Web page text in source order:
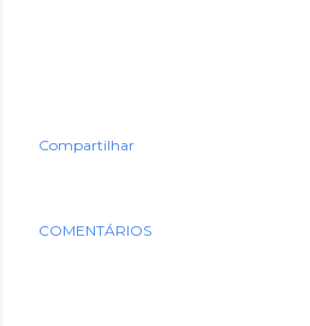
Compartilhar
COMENTÁRIOS